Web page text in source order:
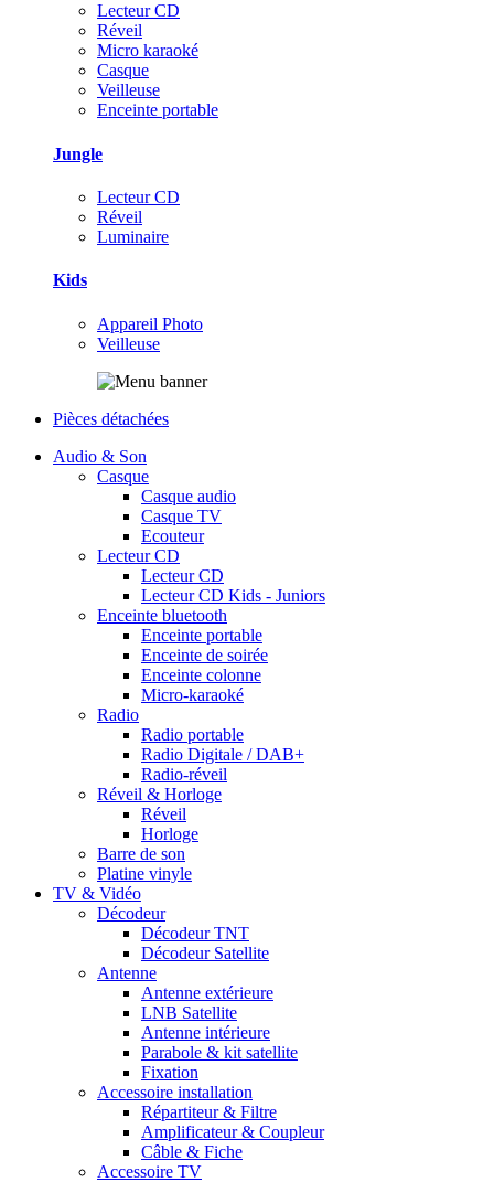
Lecteur CD
Réveil
Micro karaoké
Casque
Veilleuse
Enceinte portable
Jungle
Lecteur CD
Réveil
Luminaire
Kids
Appareil Photo
Veilleuse
Pièces détachées
Audio & Son
Casque
Casque audio
Casque TV
Ecouteur
Lecteur CD
Lecteur CD
Lecteur CD Kids - Juniors
Enceinte bluetooth
Enceinte portable
Enceinte de soirée
Enceinte colonne
Micro-karaoké
Radio
Radio portable
Radio Digitale / DAB+
Radio-réveil
Réveil & Horloge
Réveil
Horloge
Barre de son
Platine vinyle
TV & Vidéo
Décodeur
Décodeur TNT
Décodeur Satellite
Antenne
Antenne extérieure
LNB Satellite
Antenne intérieure
Parabole & kit satellite
Fixation
Accessoire installation
Répartiteur & Filtre
Amplificateur & Coupleur
Câble & Fiche
Accessoire TV